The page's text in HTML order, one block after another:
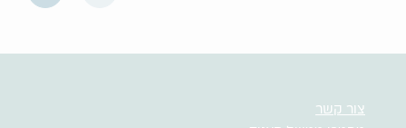
צור קשר